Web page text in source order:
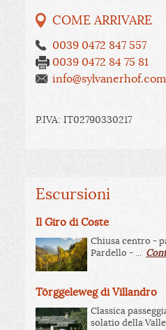
COME ARRIVARE
0039 0472 847 557
0039 0472 84 75 81
info@sylvanerhof.com
P.IVA: IT02790330217
Escursioni
Il Giro di Coste
Chiusa centro -
Pardello - ...
Törggeleweg di Villandro
Classica
solatio della Valle